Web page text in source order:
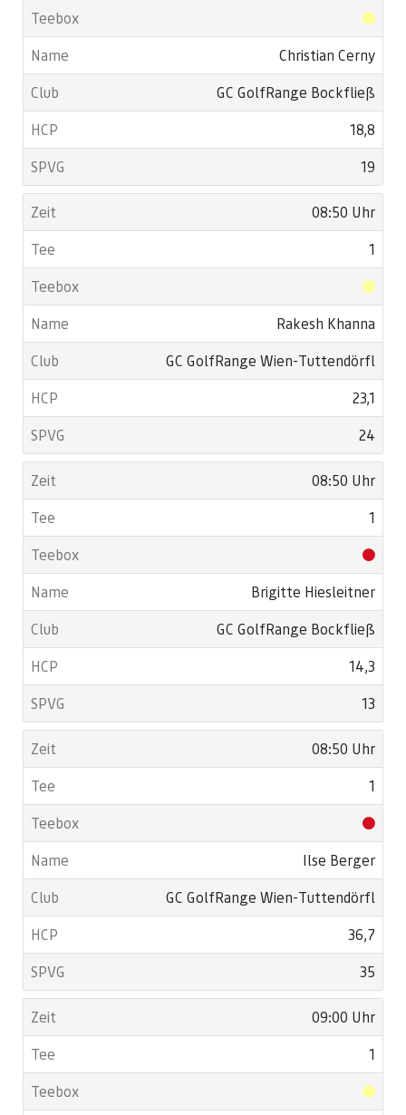
Christian Cerny
GC GolfRange Bockfließ
18,8
19
08:50 Uhr
1
Rakesh Khanna
GC GolfRange Wien-Tuttendörfl
23,1
24
08:50 Uhr
1
Brigitte Hiesleitner
GC GolfRange Bockfließ
14,3
13
08:50 Uhr
1
Ilse Berger
GC GolfRange Wien-Tuttendörfl
36,7
35
09:00 Uhr
1